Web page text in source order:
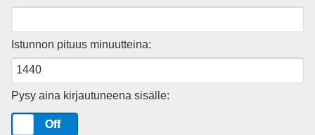
Istunnon pituus minuutteina:
Pysy aina kirjautuneena sisälle:
Off